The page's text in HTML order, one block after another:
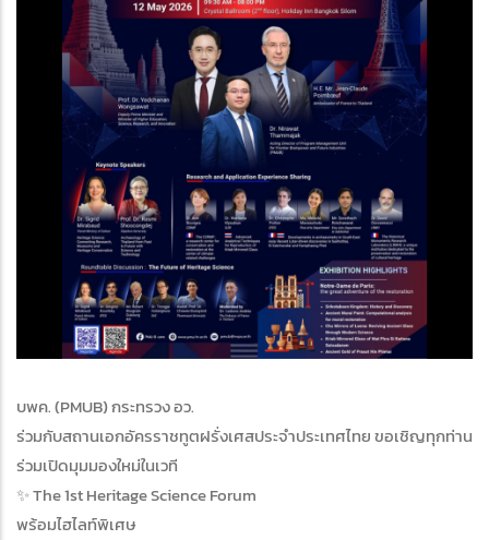
บพค. (PMUB) กระทรวง อว.
ร่วมกับสถานเอกอัครราชทูตฝรั่งเศสประจำประเทศไทย ขอเชิญทุกท่าน
ร่วมเปิดมุมมองใหม่ในเวที
✨ The 1st Heritage Science Forum
พร้อมไฮไลท์พิเศษ